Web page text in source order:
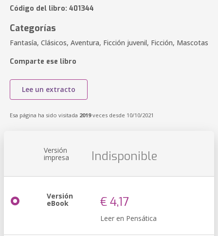
Código del libro: 401344
Categorías
Fantasía, Clásicos, Aventura, Ficción juvenil, Ficción, Mascotas
Comparte ese libro
Lee un extracto
Esa página ha sido visitada 2019veces desde 10/10/2021
Versión
impresa Indisponible
Versión
eBook € 4,17
Leer en Pensática